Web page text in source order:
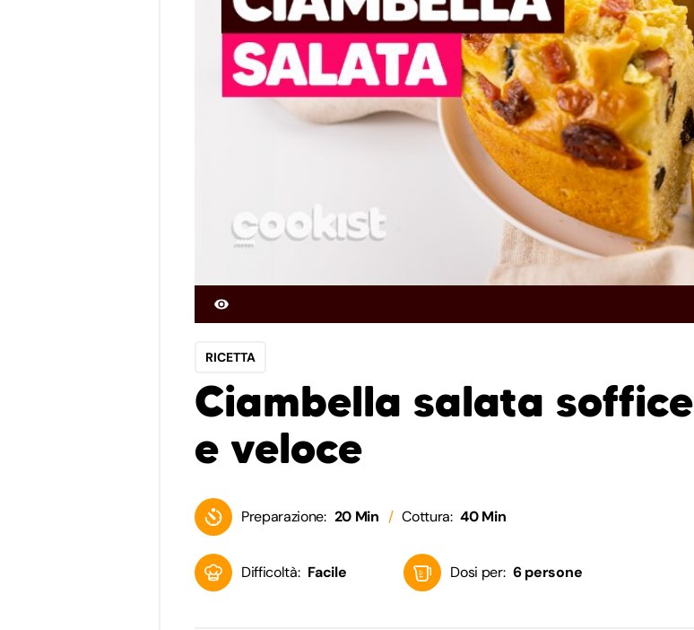
RICETTA
Ciambella salata soffice
e veloce
Preparazione: 20 Min Cottura: 40 Min
Difficoltà: Facile Dosi per: 6 persone